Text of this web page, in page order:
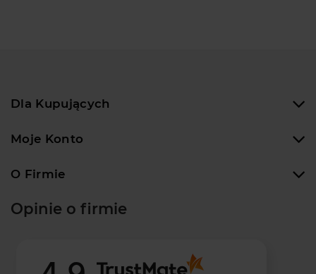
Dla Kupujących
Moje Konto
O Firmie
Opinie o firmie